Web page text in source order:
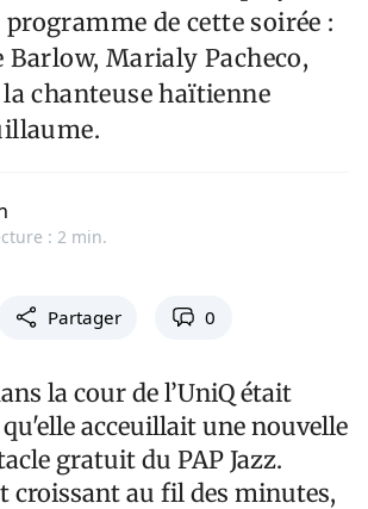
de cette soirée :
Barlow, Marialy Pacheco,
chanteuse haïtienne
: 2 min.
Partager 0
la cour de l’UniQ était
acceuillait une nouvelle
gratuit du PAP Jazz.
croissant au fil des minutes,